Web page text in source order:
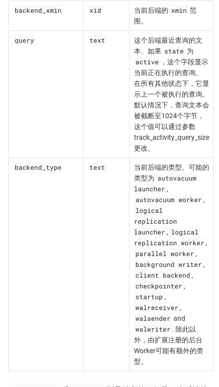
backend_xmin xid 当前后端的 xmin 范
围。
query text
这个后端最近查询的文
本。如果 state 为
active
，这个字段显示
当前正在执行的查询。
在所有其他状态下，它显
示上一个被执行的查询。
默认情况下，查询文本会
被截断至1024个字节，
这个值可以通过参数
track_activity_query_size
更改。
backend_type text
当前后端的类型。可能的
类型为 autovacuum
launcher ,
autovacuum worker ,
logical
replication
launcher , logical
replication worker ,
parallel worker ,
background writer ,
client backend ,
checkpointer ,
startup ,
walreceiver ,
walsender and
walwriter . 除此以
外，由扩展注册的后台
Worker可能有额外的类
型。